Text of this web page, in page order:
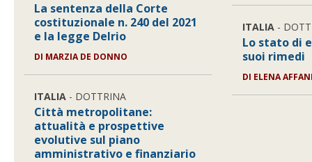
La sentenza della Corte
costituzionale n. 240 del 2021
e la legge Delrio
DI MARZIA DE DONNO
ITALIA - DOTTRINA
Città metropolitane:
attualità e prospettive
evolutive sul piano
amministrativo e finanziario
ITALIA -
Lo stato di
suoi rimedi
DI ELENA